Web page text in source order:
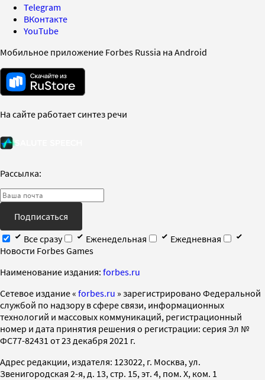
Telegram
ВКонтакте
YouTube
Мобильное приложение Forbes Russia на Android
На сайте работает синтез речи
Рассылка:
Подписаться
Все сразу
Еженедельная
Ежедневная
Новости Forbes Games
Наименование издания: forbes.ru
Cетевое издание « forbes.ru » зарегистрировано Федеральной
службой по надзору в сфере связи, информационных
технологий и массовых коммуникаций, регистрационный
номер и дата принятия решения о регистрации: серия Эл №
ФС77-82431 от 23 декабря 2021 г.
Адрес редакции, издателя: 123022, г. Москва, ул.
Звенигородская 2-я, д. 13, стр. 15, эт. 4, пом. X, ком. 1